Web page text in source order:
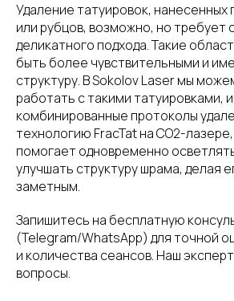
Удаление татуировок, нанесенных
или рубцов, возможно, но требует
деликатного подхода. Такие
быть более чувствительными и
структуру. В Sokolov Laser мы
работать с такими татуировками,
комбинированные протоколы
технологию FracTat на CO2-
помогает одновременно
улучшать структуру шрама, делая
заметным.
Запишитесь на бесплатную
(Telegram/WhatsApp) для точной
и количества сеансов. Наш
вопросы.